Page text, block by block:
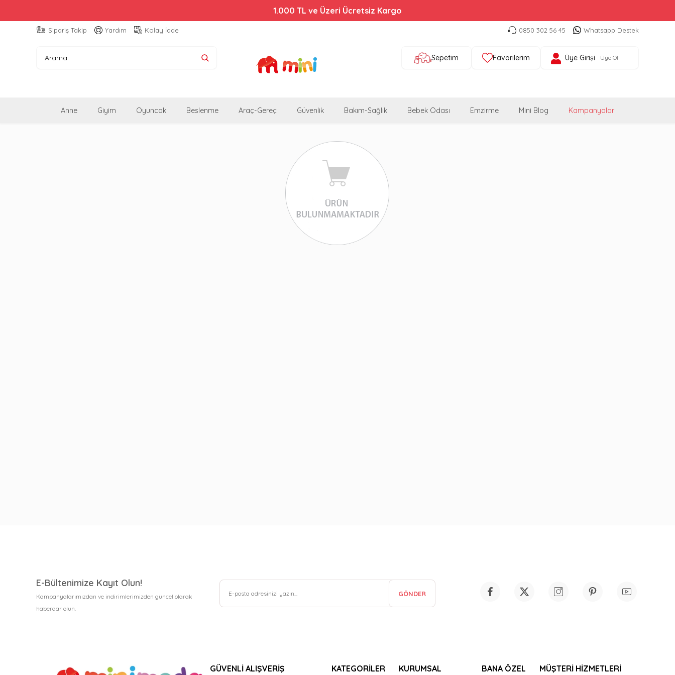
1.000 TL ve Üzeri Ücretsiz Kargo
Sipariş Takip Yardım Kolay İade 0850 302 56 45 Whatsapp Destek
Sepetim Favorilerim Üye Girişi Üye Ol
Anne Giyim Oyuncak Beslenme Araç-Gereç Güvenlik Bakım-Sağlık Bebek Odası Emzirme Mini Blog Kampanyalar
E-Bültenimize Kayıt Olun!
Kampanyalarımızdan ve indirimlerimizden güncel olarak
haberdar olun.
GÖNDER
GÜVENLİ ALIŞVERİŞ KATEGORİLER KURUMSAL BANA ÖZEL MÜŞTERİ HİZMETLERİ